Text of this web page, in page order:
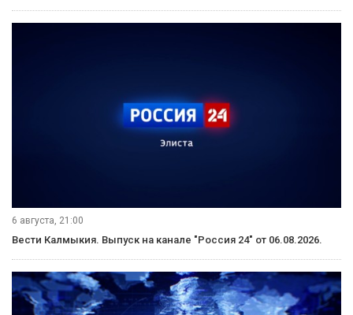
6 августа, 21:00
Вести Калмыкия. Выпуск на канале "Россия 24" от 06.08.2026.